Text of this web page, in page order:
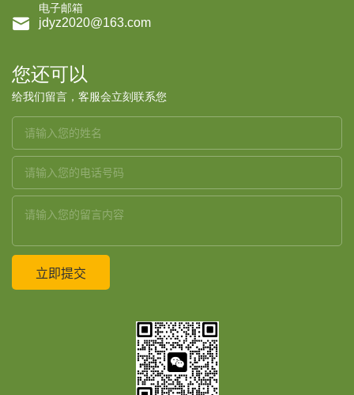

电子邮箱
jdyz2020@163.com
您还可以
给我们留言，客服会立刻联系您